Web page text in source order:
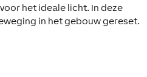
voor het ideale licht. In deze
in het gebouw gereset.